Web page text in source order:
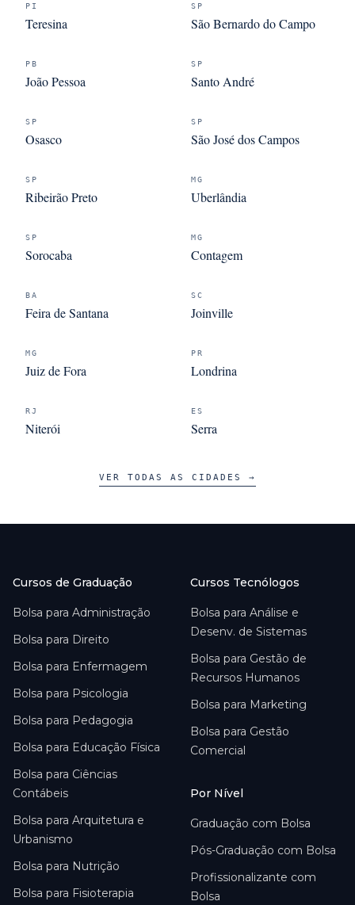
PI
Teresina
SP
São Bernardo do Campo
PB
João Pessoa
SP
Santo André
SP
Osasco
SP
São José dos Campos
SP
Ribeirão Preto
MG
Uberlândia
SP
Sorocaba
MG
Contagem
BA
Feira de Santana
SC
Joinville
MG
Juiz de Fora
PR
Londrina
RJ
Niterói
ES
Serra
VER TODAS AS CIDADES →
Cursos de Graduação
Bolsa para Administração
Bolsa para Direito
Bolsa para Enfermagem
Bolsa para Psicologia
Bolsa para Pedagogia
Bolsa para Educação Física
Bolsa para Ciências
Contábeis
Bolsa para Arquitetura e
Urbanismo
Bolsa para Nutrição
Bolsa para Fisioterapia
Cursos Tecnólogos
Bolsa para Análise e
Desenv. de Sistemas
Bolsa para Gestão de
Recursos Humanos
Bolsa para Marketing
Bolsa para Gestão
Comercial
Por Nível
Graduação com Bolsa
Pós-Graduação com Bolsa
Profissionalizante com
Bolsa